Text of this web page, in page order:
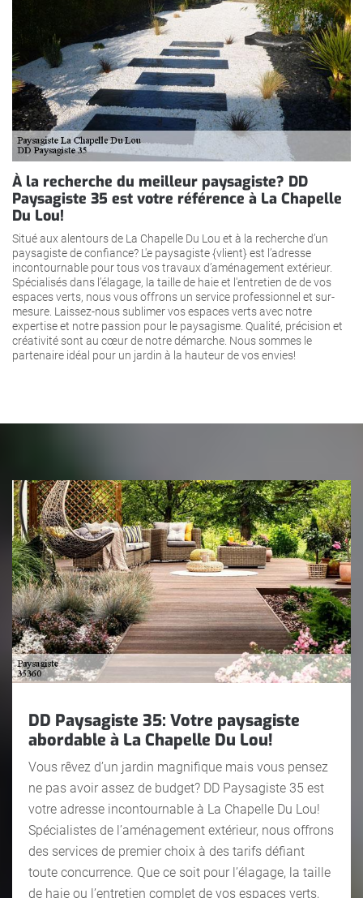
À la recherche du meilleur paysagiste? DD
Paysagiste 35 est votre référence à La Chapelle
Du Lou!
Situé aux alentours de La Chapelle Du Lou et à la recherche d’un
paysagiste de confiance? L'e paysagiste {vlient} est l’adresse
incontournable pour tous vos travaux d’aménagement extérieur.
Spécialisés dans l’élagage, la taille de haie et l'entretien de de vos
espaces verts, nous vous offrons un service professionnel et sur-
mesure. Laissez-nous sublimer vos espaces verts avec notre
expertise et notre passion pour le paysagisme. Qualité, précision et
créativité sont au cœur de notre démarche. Nous sommes le
partenaire idéal pour un jardin à la hauteur de vos envies!
DD Paysagiste 35: Votre paysagiste
abordable à La Chapelle Du Lou!
Vous rêvez d’un jardin magnifique mais vous pensez
ne pas avoir assez de budget? DD Paysagiste 35 est
votre adresse incontournable à La Chapelle Du Lou!
Spécialistes de l’aménagement extérieur, nous offrons
des services de premier choix à des tarifs défiant
toute concurrence. Que ce soit pour l’élagage, la taille
de haie ou l’entretien complet de vos espaces verts,